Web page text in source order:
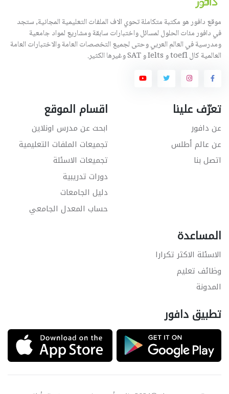
موقع دافور هو مكتبة متكاملة تحوي الاف الملفات التعليمية المجانية, ستجد
في دافور مئات الحلول لمسائل واختبارات سابقة ومشاريع لمواد جامعية
ومدرسية في العالم العربي وحتى لجميع التخصصات العامة والاختبارات العامة
العالمية كال toefl و Ielts و SAT وغيرها الكثير.
تعرّف علينا
عن دافور
عن عالم أطلس
اتصل بنا
اقسام الموقع
ابحث عن مدرس اونلاين
تجميعات الملفات التعليمية
تجميعات الاسئلة
دورات تدريبية
دليل الجامعات
حساب المعدل الجامعي
المساعدة
الاسئلة الاكثر تكرارا
وظائف تعليم
المدونة
تطبيق دافور